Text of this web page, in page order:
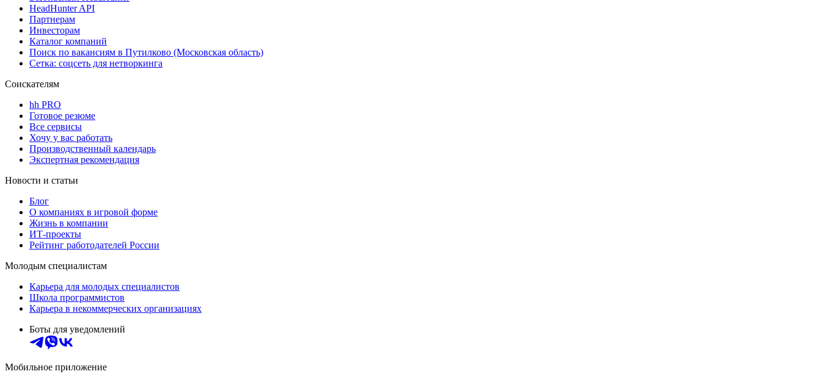
HeadHunter API
Партнерам
Инвесторам
Каталог компаний
Поиск по вакансиям в Путилково (Московская область)
Сетка: соцсеть для нетворкинга
Соискателям
hh PRO
Готовое резюме
Все сервисы
Хочу у вас работать
Производственный календарь
Экспертная рекомендация
Новости и статьи
Блог
О компаниях в игровой форме
Жизнь в компании
ИТ-проекты
Рейтинг работодателей России
Молодым специалистам
Карьера для молодых специалистов
Школа программистов
Карьера в некоммерческих организациях
Боты для уведомлений
Мобильное приложение